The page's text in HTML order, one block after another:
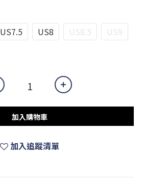
US7.5 US8 US8.5
US9
加入購物車
加入追蹤清單